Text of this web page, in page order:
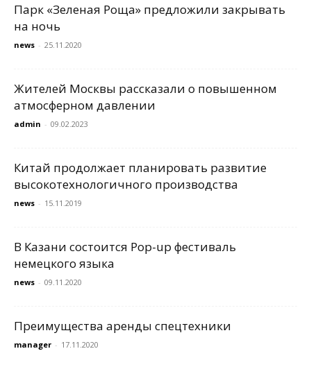
Парк «Зеленая Роща» предложили закрывать
на ночь
news - 25.11.2020
Жителей Москвы рассказали о повышенном
атмосферном давлении
admin - 09.02.2023
Китай продолжает планировать развитие
высокотехнологичного производства
news - 15.11.2019
В Казани состоится Pop-up фестиваль
немецкого языка
news - 09.11.2020
Преимущества аренды спецтехники
manager - 17.11.2020